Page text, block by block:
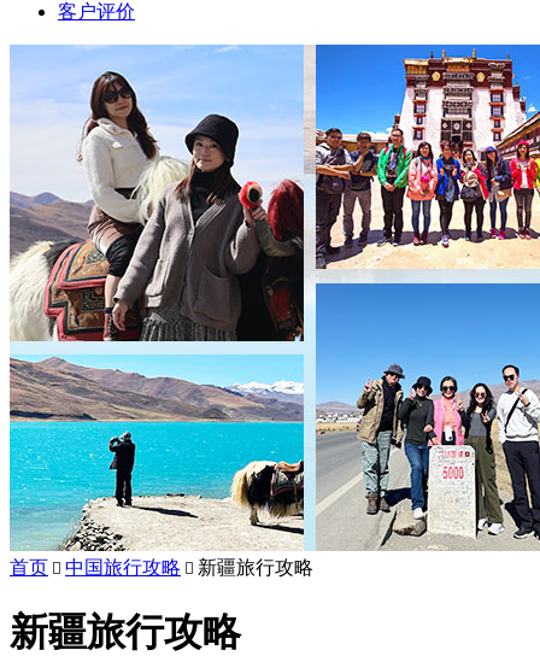
客户评价
首页  中国旅行攻略  新疆旅行攻略
新疆旅行攻略